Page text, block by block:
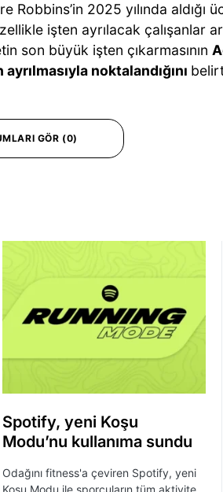
Robbins’in 2025 yılında aldığı
işten ayrılacak çalışanlar
son büyük işten çıkarmasının
noktalandığını
GÖR (0)
Spotify, yeni Koşu
Modu’nu kullanıma sundu
Odağını fitness'a çeviren Spotify, yeni